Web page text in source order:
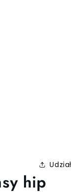
Udział
hip